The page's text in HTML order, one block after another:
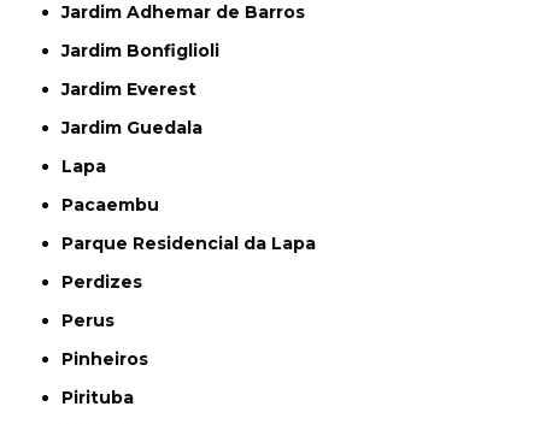
Jardim Adhemar de Barros
Jardim Bonfiglioli
Jardim Everest
Jardim Guedala
Lapa
Pacaembu
Parque Residencial da Lapa
Perdizes
Perus
Pinheiros
Pirituba